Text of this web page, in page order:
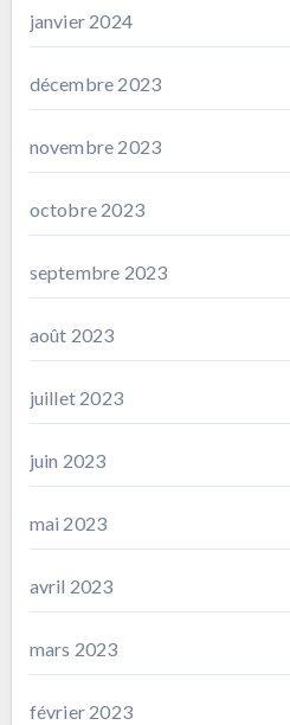
janvier 2024
décembre 2023
novembre 2023
octobre 2023
septembre 2023
août 2023
juillet 2023
juin 2023
mai 2023
avril 2023
mars 2023
février 2023